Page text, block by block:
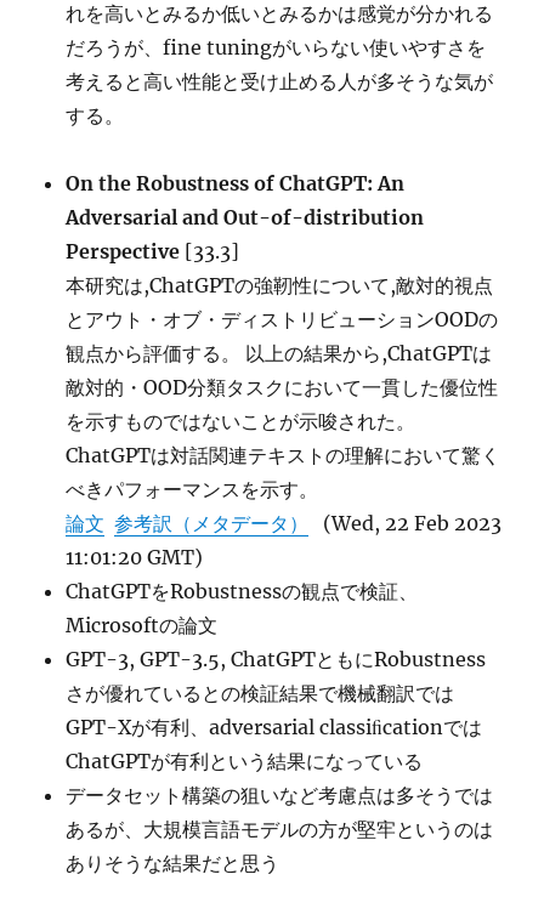
れを高いとみるか低いとみるかは感覚が分かれる
だろうが、fine tuningがいらない使いやすさを
考えると高い性能と受け止める人が多そうな気が
する。
On the Robustness of ChatGPT: An
Adversarial and Out-of-distribution
Perspective [33.3]
本研究は,ChatGPTの強靭性について,敵対的視点
とアウト・オブ・ディストリビューションOODの
観点から評価する。 以上の結果から,ChatGPTは
敵対的・OOD分類タスクにおいて一貫した優位性
を示すものではないことが示唆された。
ChatGPTは対話関連テキストの理解において驚く
べきパフォーマンスを示す。
論文 参考訳（メタデータ）
(Wed, 22 Feb 2023
11:01:20 GMT)
ChatGPTをRobustnessの観点で検証、
Microsoftの論文
GPT-3, GPT-3.5, ChatGPTともにRobustness
さが優れているとの検証結果で機械翻訳では
GPT-Xが有利、adversarial classiﬁcationでは
ChatGPTが有利という結果になっている
データセット構築の狙いなど考慮点は多そうでは
あるが、大規模言語モデルの方が堅牢というのは
ありそうな結果だと思う